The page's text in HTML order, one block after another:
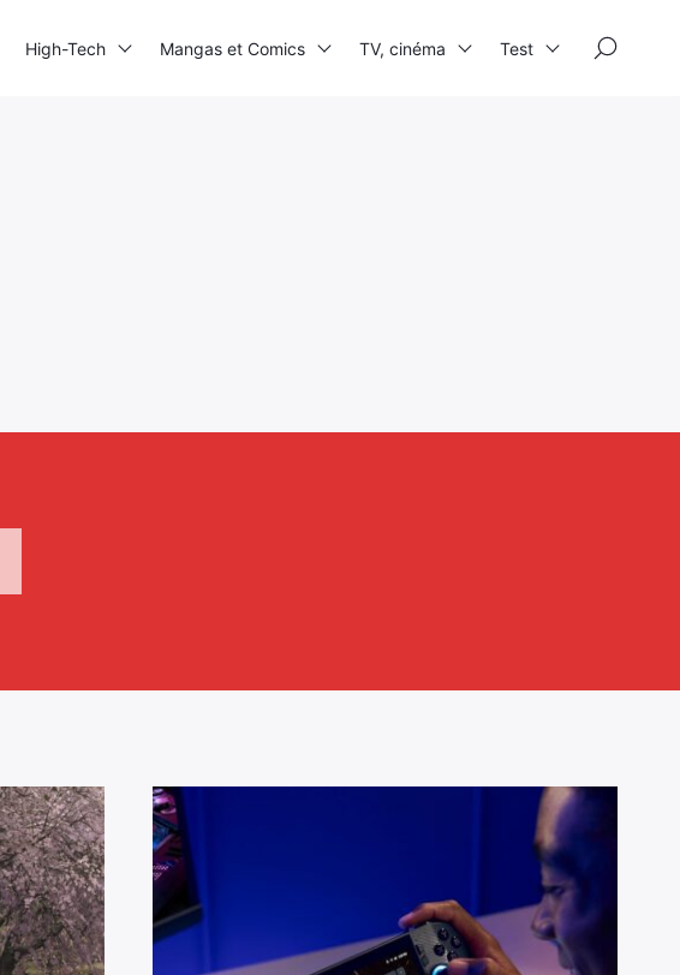
High-Tech Mangas et Comics TV, cinéma Test